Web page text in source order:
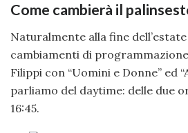
Come cambierà il
Naturalmente alla fine
cambiamenti di
Filippi con “Uomini e Donne” ed
parliamo del daytime: delle due
16:45.